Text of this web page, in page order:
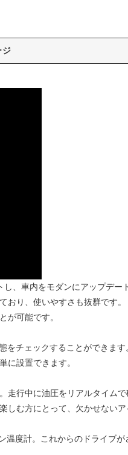
ジ
、車内をモダンにアップデー
おり、使いやすさも抜群です。
が可能です。
チェックすることができます
に設置できます。
走行中に油圧をリアルタイム
む方にとって、欠かせないア
度計。これからのドライブが